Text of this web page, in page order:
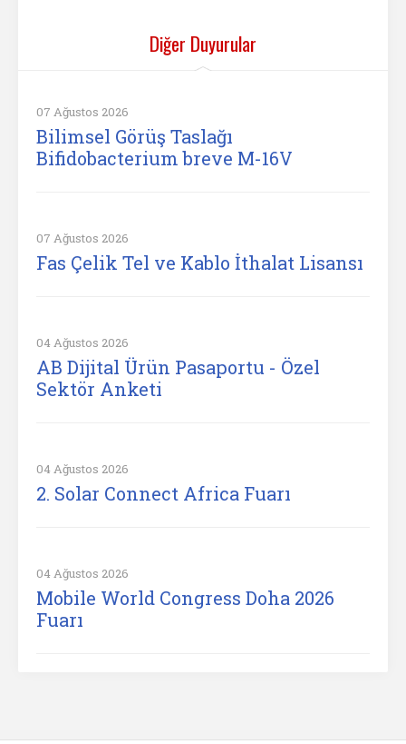
Diğer Duyurular
07 Ağustos 2026
Bilimsel Görüş Taslağı
Bifidobacterium breve M-16V
07 Ağustos 2026
Fas Çelik Tel ve Kablo İthalat Lisansı
04 Ağustos 2026
AB Dijital Ürün Pasaportu - Özel
Sektör Anketi
04 Ağustos 2026
2. Solar Connect Africa Fuarı
04 Ağustos 2026
Mobile World Congress Doha 2026
Fuarı